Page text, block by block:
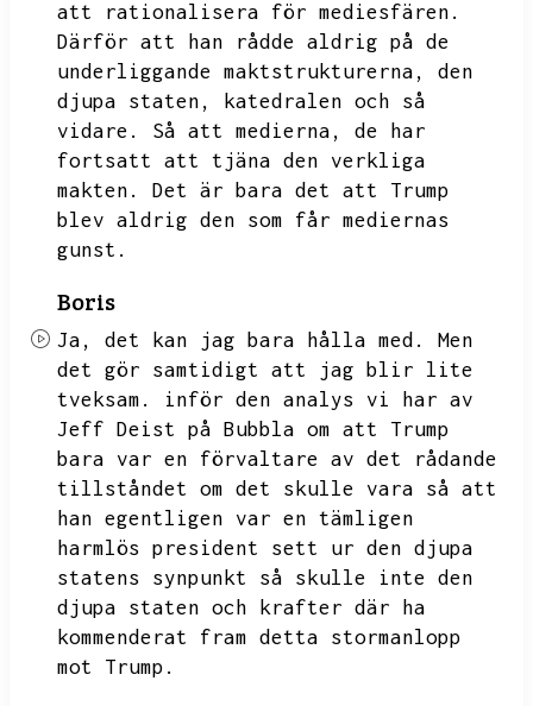
att rationalisera för mediesfären.
Därför att han rådde aldrig på de
underliggande maktstrukturerna,
den
djupa staten,
katedralen och så
vidare.
Så att medierna,
de har
fortsatt att tjäna den verkliga
makten.
Det är bara det att Trump
blev aldrig den som får mediernas
gunst.
Boris
Ja, det kan jag bara hålla med.
Men
det gör samtidigt att jag blir lite
tveksam.
inför den analys vi har av
Jeff Deist på Bubbla om att Trump
bara var en förvaltare av det rådande
tillståndet om det skulle vara så att
han egentligen var en tämligen
harmlös president sett ur den djupa
statens synpunkt så skulle inte den
djupa staten och krafter där ha
kommenderat fram detta stormanlopp
mot Trump.